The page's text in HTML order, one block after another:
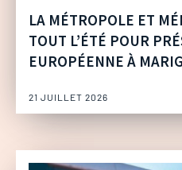
LA MÉTROPOLE ET
TOUT L’ÉTÉ POUR
EUROPÉENNE À
21 JUILLET 2026